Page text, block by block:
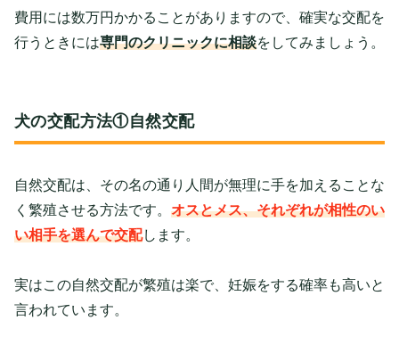
費用には数万円かかることがありますので、確実な交配を
行うときには専門のクリニックに相談をしてみましょう。
犬の交配方法①自然交配
自然交配は、その名の通り人間が無理に手を加えることな
く繁殖させる方法です。 オスとメス、それぞれが相性のい
い相手を選んで交配します。
実はこの自然交配が繁殖は楽で、妊娠をする確率も高いと
言われています。